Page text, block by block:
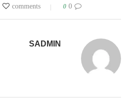
0 comments
0
SADMIN